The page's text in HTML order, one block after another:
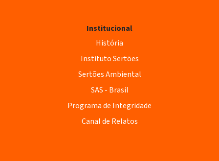
Institucional
História
Instituto Sertões
Sertões Ambiental
SAS - Brasil
Programa de Integridade
Canal de Relatos